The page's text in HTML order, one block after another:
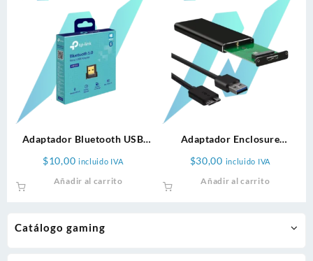
Catálogo gaming
Adaptador Bluetooth USB
$10,00 incluido IVA
Añadir al carrito
Adaptador Enclosure
$30,00 incluido IVA
Añadir al carrito